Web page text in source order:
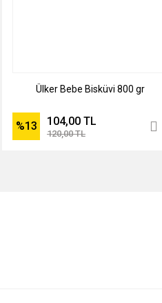
Ülker Bebe Bisküvi 800 gr
%13 104,00 TL
120,00 TL